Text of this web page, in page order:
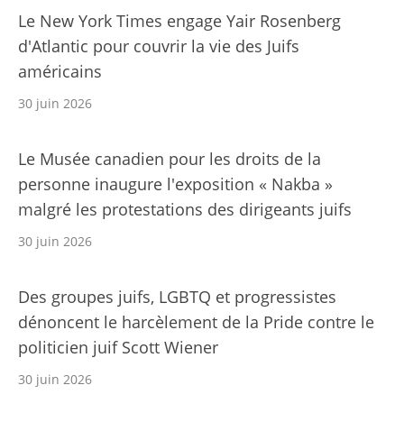
Le New York Times engage Yair Rosenberg
d'Atlantic pour couvrir la vie des Juifs
américains
30 juin 2026
Le Musée canadien pour les droits de la
personne inaugure l'exposition « Nakba »
malgré les protestations des dirigeants juifs
30 juin 2026
Des groupes juifs, LGBTQ et progressistes
dénoncent le harcèlement de la Pride contre le
politicien juif Scott Wiener
30 juin 2026